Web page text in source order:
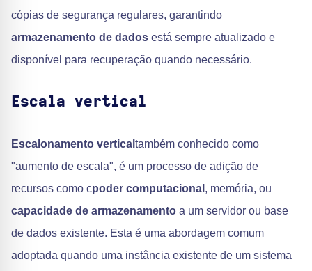
cópias de segurança regulares, garantindo
armazenamento de dados está sempre atualizado e
disponível para recuperação quando necessário.
Escala vertical
Escalonamento vertical também conhecido como
"aumento de escala", é um processo de adição de
recursos como cpoder computacional , memória, ou
capacidade de armazenamento a um servidor ou base
de dados existente. Esta é uma abordagem comum
adoptada quando uma instância existente de um sistema